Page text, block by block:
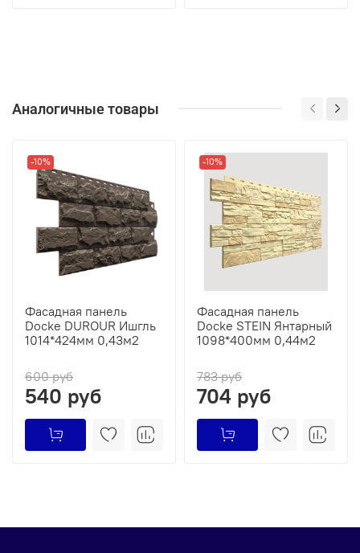
Аналогичные товары
-10%
Фасадная панель
Docke DUROUR Ишгль
1014*424мм 0,43м2
600 руб
540 руб
-10%
Фасадная панель
Docke STEIN Янтарный
1098*400мм 0,44м2
783 руб
704 руб